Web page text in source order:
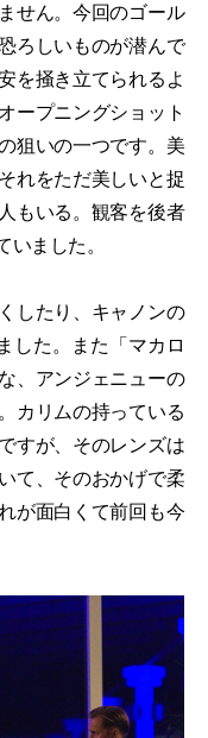
せん。今回のゴール
ろしいものが潜んで
を掻き立てられるよ
ープニングショット
狙いの一つです。美
れをただ美しいと捉
もいる。観客を後者
ました。
したり、キャノンの
した。また「マカロ
、アンジェニューの
カリムの持っている
すが、そのレンズは
て、そのおかげで柔
が面白くて前回も今